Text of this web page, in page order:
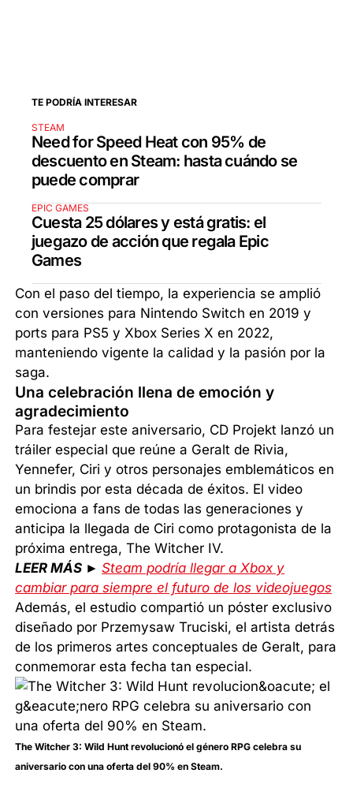
TE PODRÍA INTERESAR
STEAM
Need for Speed Heat con 95% de
descuento en Steam: hasta cuándo se
puede comprar
EPIC GAMES
Cuesta 25 dólares y está gratis: el
juegazo de acción que regala Epic
Games
Con el paso del tiempo, la experiencia se amplió
con versiones para Nintendo Switch en 2019 y
ports para PS5 y Xbox Series X en 2022,
manteniendo vigente la calidad y la pasión por la
saga.
Una celebración llena de emoción y
agradecimiento
Para festejar este aniversario, CD Projekt lanzó un
tráiler especial que reúne a Geralt de Rivia,
Yennefer, Ciri y otros personajes emblemáticos en
un brindis por esta década de éxitos. El video
emociona a fans de todas las generaciones y
anticipa la llegada de Ciri como protagonista de la
próxima entrega, The Witcher IV.
LEER MÁS ►Steam podría llegar a Xbox y
cambiar para siempre el futuro de los videojuegos
Además, el estudio compartió un póster exclusivo
diseñado por Przemysaw Truciski, el artista detrás
de los primeros artes conceptuales de Geralt, para
conmemorar esta fecha tan especial.
The Witcher 3: Wild Hunt revolucionó el género RPG celebra su
aniversario con una oferta del 90% en Steam.